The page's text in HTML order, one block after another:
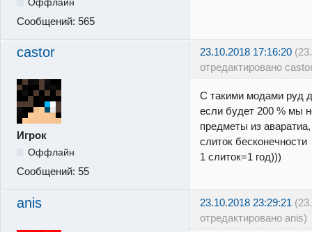
Оффлайн
Сообщений: 565
castor 23.10.2018 17:16:20
отредактировано
Игрок
Оффлайн
Сообщений: 55
С такими модами руд
если будет 200 % мы
предметы из
слиток
1 слиток=1 год)))
anis 23.10.2018 23:29:21
отредактировано anis)